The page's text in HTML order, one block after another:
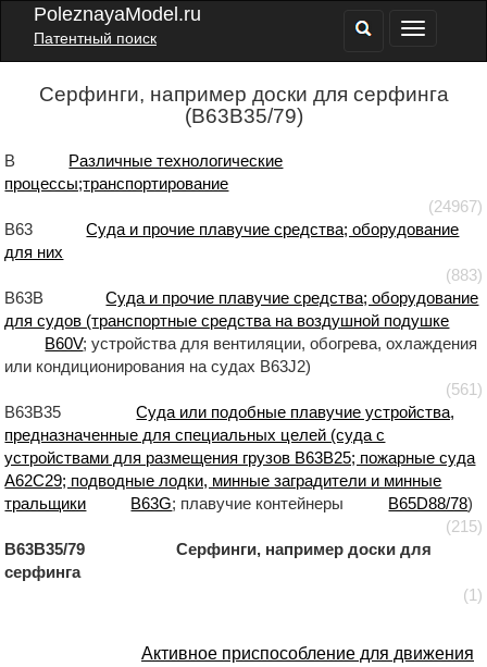
PoleznayaModel.ru
Патентный поиск
Серфинги, например доски для серфинга
(B63B35/79)
B
Различные технологические
процессы;транспортирование
(24967)
B63
Суда и прочие плавучие средства; оборудование
для них
(883)
B63B
Суда и прочие плавучие средства; оборудование
для судов (транспортные средства на воздушной подушке
B60V; устройства для вентиляции, обогрева, охлаждения
или кондиционирования на судах B63J2)
(561)
B63B35
Суда или подобные плавучие устройства,
предназначенные для специальных целей (суда с
устройствами для размещения грузов B63B25; пожарные суда
A62C29; подводные лодки, минные заградители и минные
тральщики
B63G; плавучие контейнеры B65D88/78)
(215)
B63B35/79 Серфинги, например доски для
серфинга
(1)
Активное приспособление для движения